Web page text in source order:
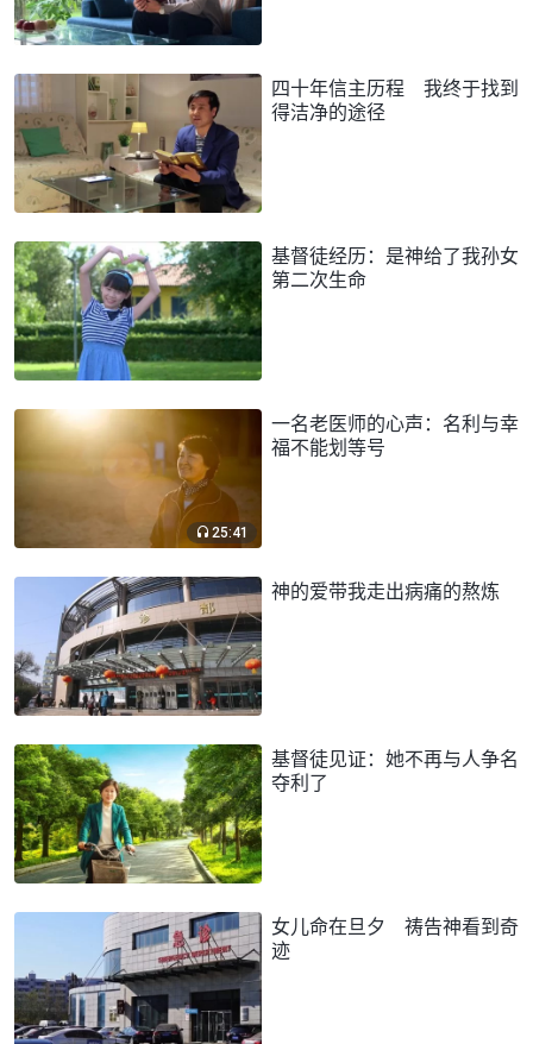
四十年信主历程 我终于找到
得洁净的途径
基督徒经历：是神给了我孙女
第二次生命
25:41
一名老医师的心声：名利与幸
福不能划等号
神的爱带我走出病痛的熬炼
基督徒见证：她不再与人争名
夺利了
女儿命在旦夕 祷告神看到奇
迹